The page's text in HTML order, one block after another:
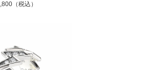
（税込）